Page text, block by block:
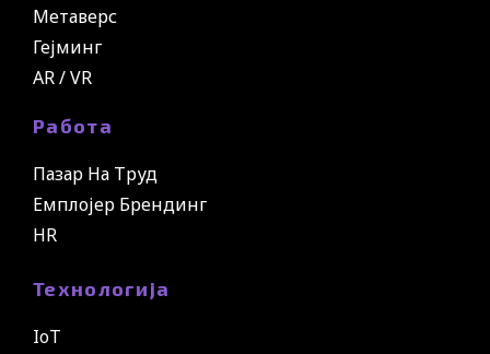
Метаверс
Гејминг
AR / VR
Работа
Пазар На Труд
Емплојер Брендинг
HR
Технологија
IoT